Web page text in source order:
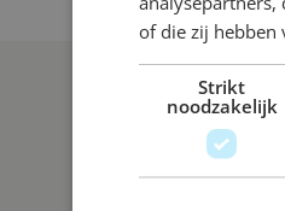
of die zij hebben
Strikt
noodzakelijk